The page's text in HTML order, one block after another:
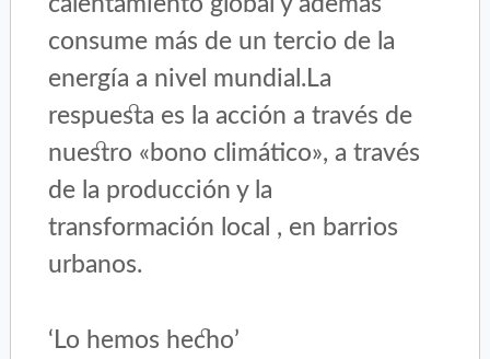
consume más de un tercio de la
energía a nivel mundial.La
respuesta es la acción a través de
nuestro «bono climático», a través
de la producción y la
transformación local , en barrios
urbanos.
‘Lo hemos hecho’